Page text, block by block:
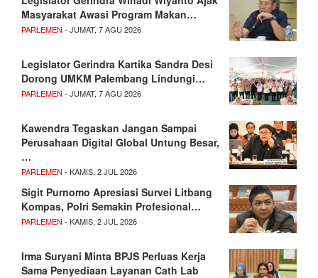
Masyarakat Awasi Program Makan…
PARLEMEN - JUMAT, 7 AGU 2026
Legislator Gerindra Kartika Sandra Desi
Dorong UMKM Palembang Lindungi…
PARLEMEN - JUMAT, 7 AGU 2026
Kawendra Tegaskan Jangan Sampai
Perusahaan Digital Global Untung Besar,
…
PARLEMEN - KAMIS, 2 JUL 2026
Sigit Purnomo Apresiasi Survei Litbang
Kompas, Polri Semakin Profesional…
PARLEMEN - KAMIS, 2 JUL 2026
Irma Suryani Minta BPJS Perluas Kerja
Sama Penyediaan Layanan Cath Lab